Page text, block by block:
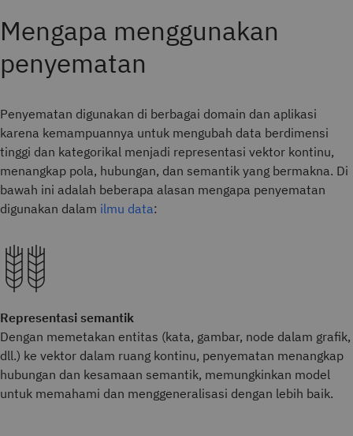
Mengapa menggunakan
penyematan
Penyematan digunakan di berbagai domain dan aplikasi
karena kemampuannya untuk mengubah data berdimensi
tinggi dan kategorikal menjadi representasi vektor kontinu,
menangkap pola, hubungan, dan semantik yang bermakna. Di
bawah ini adalah beberapa alasan mengapa penyematan
digunakan dalam ilmu data:
Representasi semantik
Dengan memetakan entitas (kata, gambar, node dalam grafik,
dll.) ke vektor dalam ruang kontinu, penyematan menangkap
hubungan dan kesamaan semantik, memungkinkan model
untuk memahami dan menggeneralisasi dengan lebih baik.